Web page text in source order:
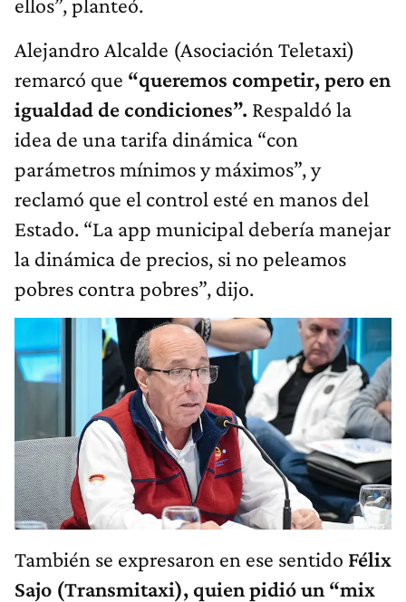
ellos”, planteó.
Alejandro Alcalde (Asociación Teletaxi)
remarcó que “queremos competir, pero en
igualdad de condiciones”. Respaldó la
idea de una tarifa dinámica “con
parámetros mínimos y máximos”, y
reclamó que el control esté en manos del
Estado. “La app municipal debería manejar
la dinámica de precios, si no peleamos
pobres contra pobres”, dijo.
También se expresaron en ese sentido Félix
Sajo (Transmitaxi), quien pidió un “mix